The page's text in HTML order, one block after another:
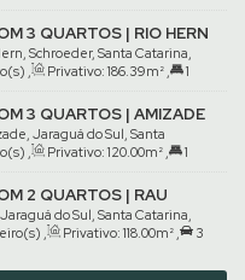
3 QUARTOS | RIO HERN
Schroeder, Santa Catarina,
, Privativo: 186.39m² ,
1
3 QUARTOS | AMIZADE
Jaraguá do Sul, Santa
, Privativo: 120.00m² ,
1
2 QUARTOS | RAU
do Sul, Santa Catarina,
, Privativo: 118.00m² ,
3